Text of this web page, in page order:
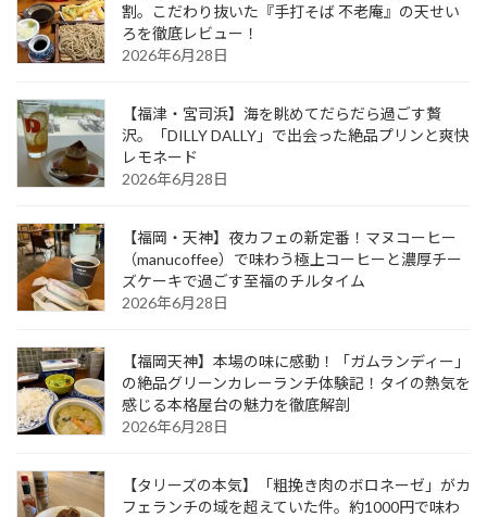
割。こだわり抜いた『手打そば 不老庵』の天せい
ろを徹底レビュー！
2026年6月28日
【福津・宮司浜】海を眺めてだらだら過ごす贅
沢。「DILLY DALLY」で出会った絶品プリンと爽快
レモネード
2026年6月28日
【福岡・天神】夜カフェの新定番！マヌコーヒー
（manucoffee）で味わう極上コーヒーと濃厚チー
ズケーキで過ごす至福のチルタイム
2026年6月28日
【福岡天神】本場の味に感動！「ガムランディー」
の絶品グリーンカレーランチ体験記！タイの熱気を
感じる本格屋台の魅力を徹底解剖
2026年6月28日
【タリーズの本気】「粗挽き肉のボロネーゼ」がカ
フェランチの域を超えていた件。約1000円で味わ